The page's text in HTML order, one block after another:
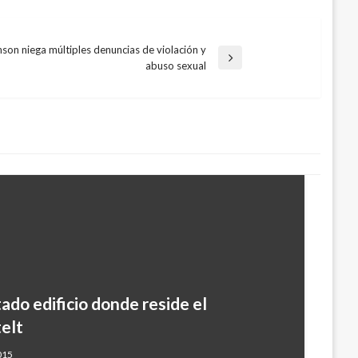
niega múltiples denuncias de violación y
abuso sexual
edificio donde reside el
39 muertos y 150 heridos; 215
borrachos